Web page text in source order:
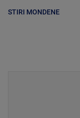
STIRI MONDENE